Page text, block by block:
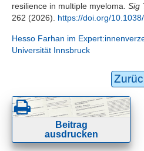
resilience in multiple myeloma. Sig
262 (2026). https://doi.org/
Hesso Farhan im
Universität Innsbruck
Beitrag
ausdrucken